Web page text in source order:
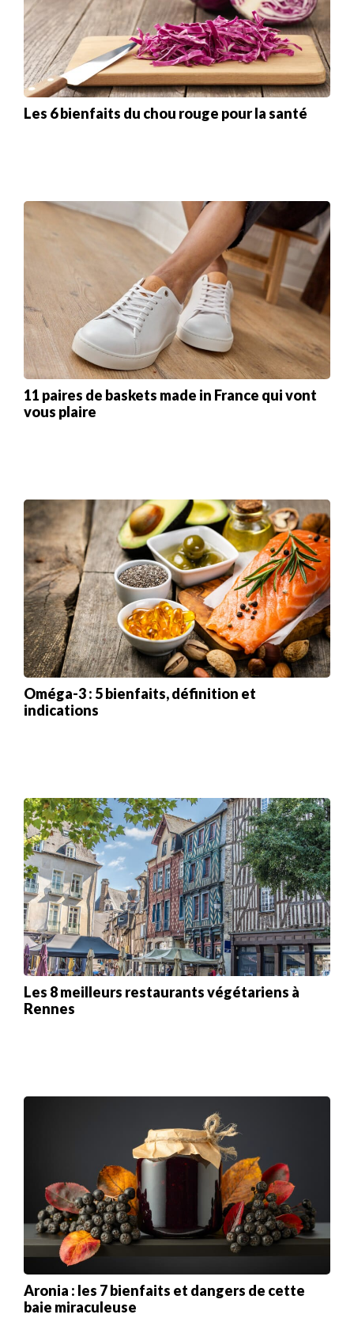
Les 6 bienfaits du chou rouge pour la santé
11 paires de baskets made in France qui vont
vous plaire
Oméga-3 : 5 bienfaits, définition et
indications
Les 8 meilleurs restaurants végétariens à
Rennes
Aronia : les 7 bienfaits et dangers de cette
baie miraculeuse